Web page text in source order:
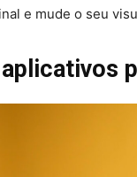
e mude o seu